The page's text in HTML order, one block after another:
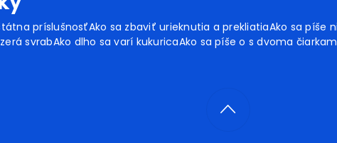
príslušnosťAko sa zbaviť urieknutia a prekliatiaAko sa píše
svrabAko dlho sa varí kukuricaAko sa píše o s dvoma